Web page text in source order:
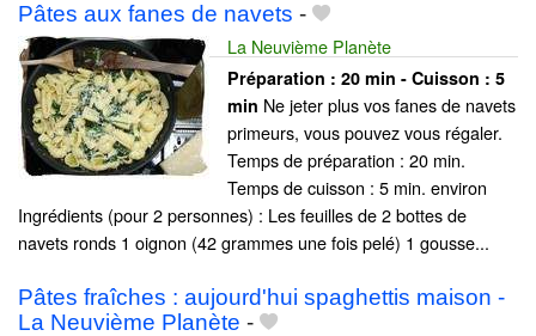
Pâtes aux fanes de navets -
La Neuvième Planète
Préparation : 20 min - Cuisson : 5
min Ne jeter plus vos fanes de navets
primeurs, vous pouvez vous régaler.
Temps de préparation : 20 min.
Temps de cuisson : 5 min. environ
Ingrédients (pour 2 personnes) : Les feuilles de 2 bottes de
navets ronds 1 oignon (42 grammes une fois pelé) 1 gousse...
Pâtes fraîches : aujourd'hui spaghettis maison -
La Neuvième Planète -